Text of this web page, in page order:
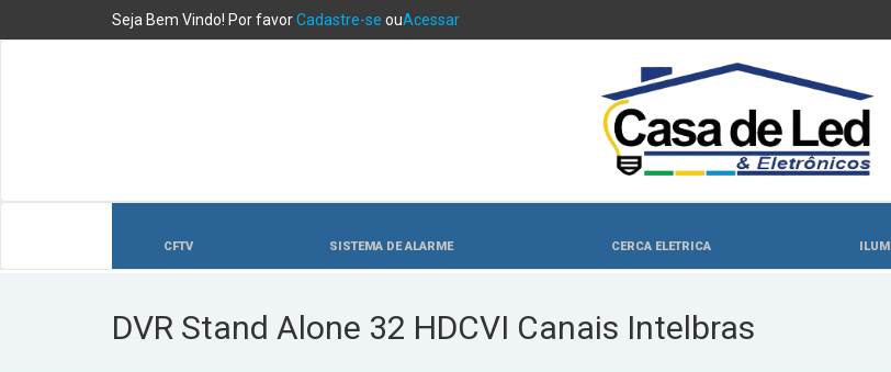
Seja Bem Vindo! Por favorCadastre-se ouAcessar
CFTV SISTEMA DE ALARME CERCA ELETRICA
DVR Stand Alone 32 HDCVI Canais Intelbras